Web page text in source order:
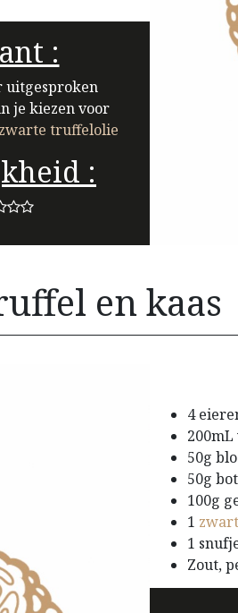
:
uitgesproken
je kiezen voor
zwarte truffelolie
:
en kaas
4
50g
50g
100g
1
1
Zout,